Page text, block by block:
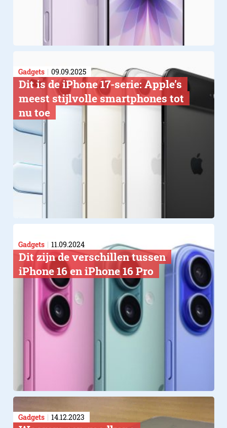
Gadgets 09.09.2025
Dit is de iPhone 17-serie: Apple’s
meest stijlvolle smartphones tot
nu toe
Gadgets 11.09.2024
Dit zijn de verschillen tussen
iPhone 16 en iPhone 16 Pro
Gadgets 14.12.2023